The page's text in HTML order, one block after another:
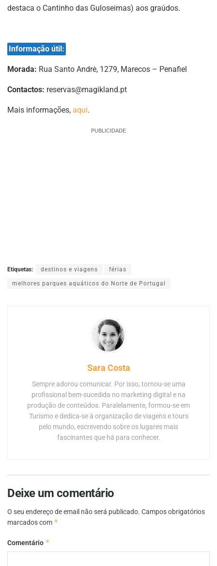
destaca o Cantinho das Guloseimas) aos graúdos.
Informação útil:
Morada: Rua Santo Andrė, 1279, Marecos – Penafiel
Contactos: reservas@magikland.pt
Mais informações, aqui.
PUBLICIDADE
Etiquetas: destinos e viagens férias
melhores parques aquáticos do Norte de Portugal
Sara Costa
Sempre adorou comunicar. Por isso, tornou-se uma
profissional bem-sucedida no marketing digital e na
produção de conteúdos. Paralelamente, formou-se em
Turismo e dedica-se à organização de viagens e tours
pelo mundo, escrevendo sobre os lugares mais
fascinantes que há para conhecer.
Deixe um comentário
O seu endereço de email não será publicado. Campos obrigatórios
marcados com *
Comentário *